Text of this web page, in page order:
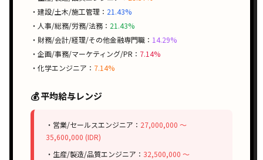
・建設/土木/施工管理： 21.43%
・人事/総務/労務/法務： 21.43%
・財務/会計/経理/その他金融専門職： 14.29%
・企画/事務/マーケティング/PR： 7.14%
・化学エンジニア： 7.14%
💰 平均給与レンジ
・営業/セールスエンジニア： 27,000,000 〜
35,600,000 (IDR)
・生産/製造/品質エンジニア： 32,500,000 〜